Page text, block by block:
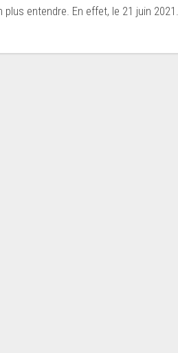
entendre. En effet, le 21 juin 2021...